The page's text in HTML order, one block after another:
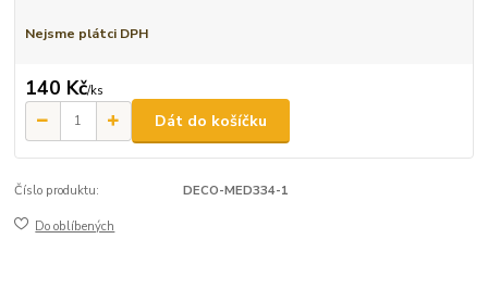
Nejsme plátci DPH
140 Kč/ks
Dát do košíčku
Číslo produktu: DECO-MED334-1
Do oblíbených